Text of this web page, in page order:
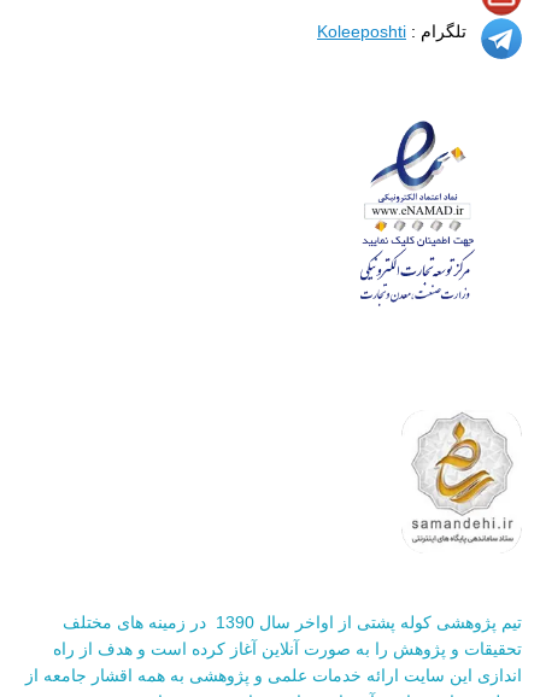
تلگرام : Koleeposhti
تیم پژوهشی کوله پشتی از اواخر سال 1390 در زمینه های مختلف
تحقیقات و پژوهش را به صورت آنلاین آغاز کرده است و هدف از راه
اندازی این سایت ارائه خدمات علمی و پژوهشی به همه اقشار جامعه از